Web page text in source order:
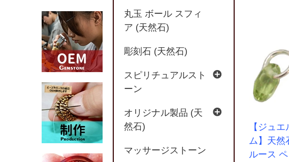
【ジュ
ム】天然
ルース
丸玉 ボール スフィ
ア (天然石)
彫刻石 (天然石)
スピリチュアルスト
ーン
オリジナル製品 (天
然石)
マッサージストーン